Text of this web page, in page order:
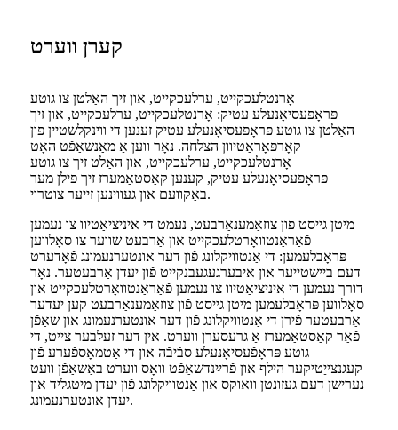
קערן ווערט
אָרנטלעכקייט, ערלעכקייט, און זיך האַלטן צו גוטע
פּראָפעסיאָנעלע עטיק: אָרנטלעכקייט, ערלעכקייט, און זיך
האַלטן צו גוטע פּראָפעסיאָנעלע עטיק זענען די ווינקלשטיין פון
קאָרפּאָראַטיוון הצלחה. נאָר ווען אַ מאַנשאַפֿט האָט
אָרנטלעכקייט, ערלעכקייט, און האַלט זיך צו גוטע
פּראָפעסיאָנעלע עטיק, קענען קאַסטאַמערז זיך פילן מער
באַקוועם און געווינען זייער צוטרוי.
מיטן גייסט פון צוזאַמענאַרבעט, נעמט די איניציאַטיוו צו נעמען
פֿאַראַנטוואָרטלעכקייט און אַרבעט שווער צו סאָלווען
פּראָבלעמען: די אַנטוויקלונג פֿון דער אונטערנעמונג פֿאָדערט
דעם ביישטייער און איבערגעגעבנקייט פֿון יעדן אַרבעטער. נאָר
דורך נעמען די איניציאַטיוו צו נעמען פֿאַראַנטוואָרטלעכקייט און
סאָלווען פּראָבלעמען מיטן גייסט פֿון צוזאַמענאַרבעט קען יעדער
אַרבעטער פֿירן די אַנטוויקלונג פֿון דער אונטערנעמונג און שאַפֿן
פֿאַר קאַסטאַמערז אַ גרעסערן ווערט. אין דער זעלבער צייט, די
גוטע פּראָפֿעסיאָנעלע סבֿיבֿה און די אַטמאָספֿערע פֿון
קעגנצייַטיקער הילף און פֿרײַנדשאַפֿט וואָס ווערט באַשאַפֿן וועט
נערישן דעם געזונטן וואוקס און אַנטוויקלונג פֿון יעדן מיטגליד און
יעדן אונטערנעמונג.